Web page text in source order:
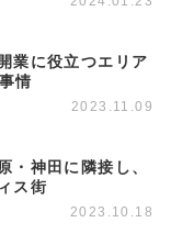
業に役立つエリア
情
2023.11.09
・神田に隣接し、
ス街
2023.10.18